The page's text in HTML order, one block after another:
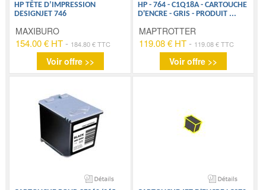
HP TÊTE D’IMPRESSION
DESIGNJET 746
MAXIBURO
154.00 € HT - 184.80 € TTC
Voir offre >>
HP - 764 - C1Q18A - CARTOUCHE
D'ENCRE - GRIS - PRODUIT ...
MAPTROTTER
119.08 € HT- 119.08 € TTC
Voir offre >>